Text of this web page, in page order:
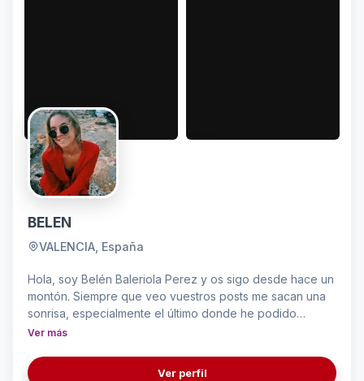
BELEN
VALENCIA, España
Hola, soy Belén Baleriola Perez y os sigo desde hace un
montón. Siempre que veo vuestros posts me sacan una
sonrisa, especialmente el último donde he podido
apreciar la satisfacción de la gente. Me encanta vuestra
con lo que hacéis. Me encantaría hacer algo chulo
Ver más
Ver perfil